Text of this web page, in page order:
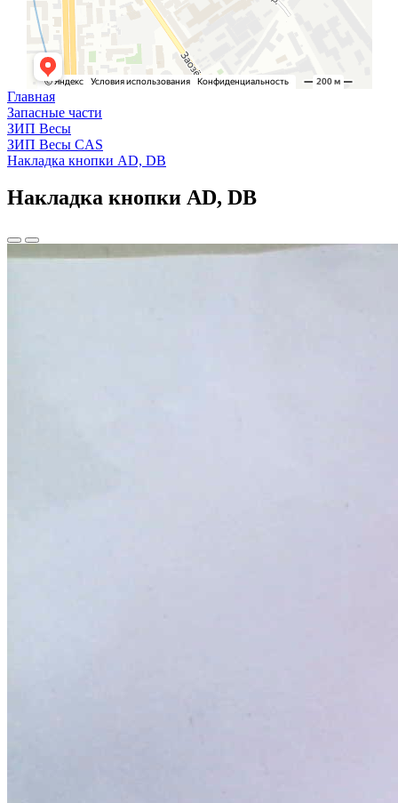
Главная
Запасные части
ЗИП Весы
ЗИП Весы CAS
Накладка кнопки AD, DB
Накладка кнопки AD, DB